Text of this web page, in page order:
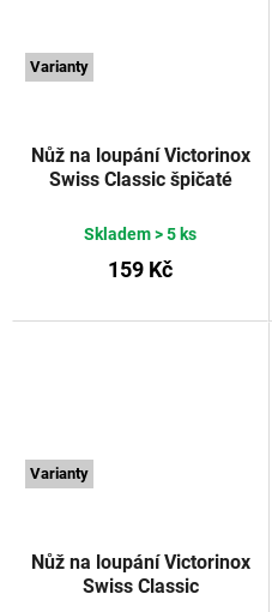
Varianty
Nůž na loupání Victorinox
Swiss Classic špičaté
VICTORINOX
Skladem> 5 ks
159 Kč
Varianty
Nůž na loupání Victorinox
Swiss Classic